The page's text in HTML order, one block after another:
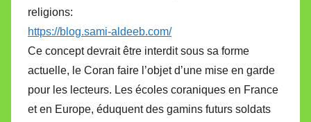
religions:
https://blog.sami-aldeeb.com/
Ce concept devrait être interdit sous sa forme
actuelle, le Coran faire l’objet d’une mise en garde
pour les lecteurs. Les écoles coraniques en France
et en Europe, éduquent des gamins futurs soldats